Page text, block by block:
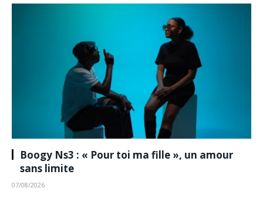
Boogy Ns3 : « Pour toi ma fille », un amour
sans limite
07/08/2026